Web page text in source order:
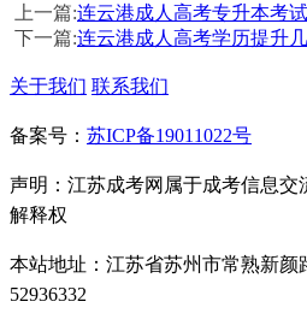
上一篇:连云港成人高考专升本考
下一篇:连云港成人高考学历提升
关于我们 联系我们
备案号： 苏ICP备19011022号
声明：江苏成考网属于成考信息交
解释权
本站地址：江苏省苏州市常熟新颜
52936332